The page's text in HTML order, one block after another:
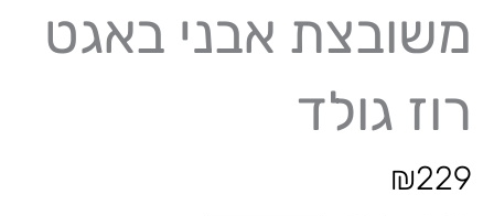
משובצת אבני באגט
רוז גולד
₪229